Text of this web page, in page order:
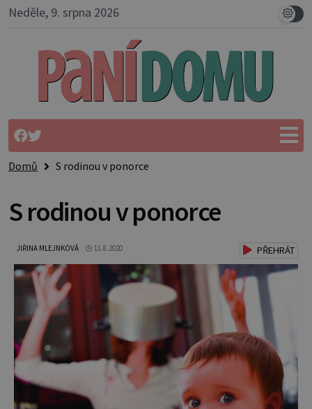
Neděle, 9. srpna 2026
Domů S rodinou v ponorce
S rodinou v ponorce
JIŘINA MLEJNKOVÁ 11.8.2020 PŘEHRÁT